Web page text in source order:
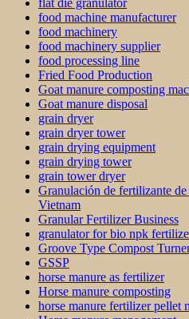
flat die granulator
food machine manufacturer
food machinery
food machinery supplier
food processing line
Fried Food Production
Goat manure composting
Goat manure disposal
grain dryer
grain dryer tower
grain drying equipment
grain drying tower
grain tower dryer
Granulación de fertilizante
Vietnam
Granular Fertilizer Business
granulator for bio npk
Groove Type Compost
GSSP
horse manure as fertilizer
Horse manure composting
horse manure fertilizer pellet